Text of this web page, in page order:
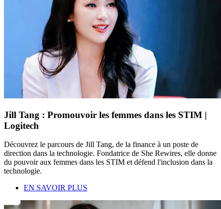
Jill Tang : Promouvoir les femmes dans les STIM |
Logitech
Découvrez le parcours de Jill Tang, de la finance à un poste de
direction dans la technologie. Fondatrice de She Rewires, elle donne
du pouvoir aux femmes dans les STIM et défend l'inclusion dans la
technologie.
EN SAVOIR PLUS